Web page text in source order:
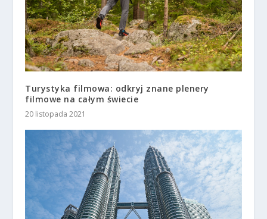
Turystyka filmowa: odkryj znane plenery
filmowe na całym świecie
20 listopada 2021